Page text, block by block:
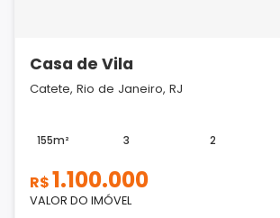
Casa de Vila
Catete, Rio de Janeiro, RJ
155m² 3 2
R$1.100.000
VALOR DO IMÓVEL